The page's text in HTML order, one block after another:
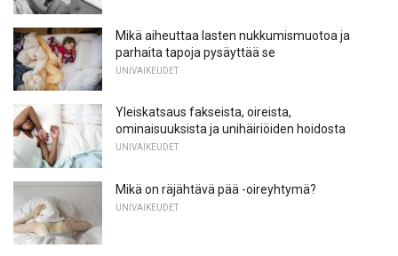
Mikä aiheuttaa lasten nukkumismuotoa ja
parhaita tapoja pysäyttää se
UNIVAIKEUDET
Yleiskatsaus fakseista, oireista,
ominaisuuksista ja unihäiriöiden hoidosta
UNIVAIKEUDET
Mikä on räjähtävä pää -oireyhtymä?
UNIVAIKEUDET